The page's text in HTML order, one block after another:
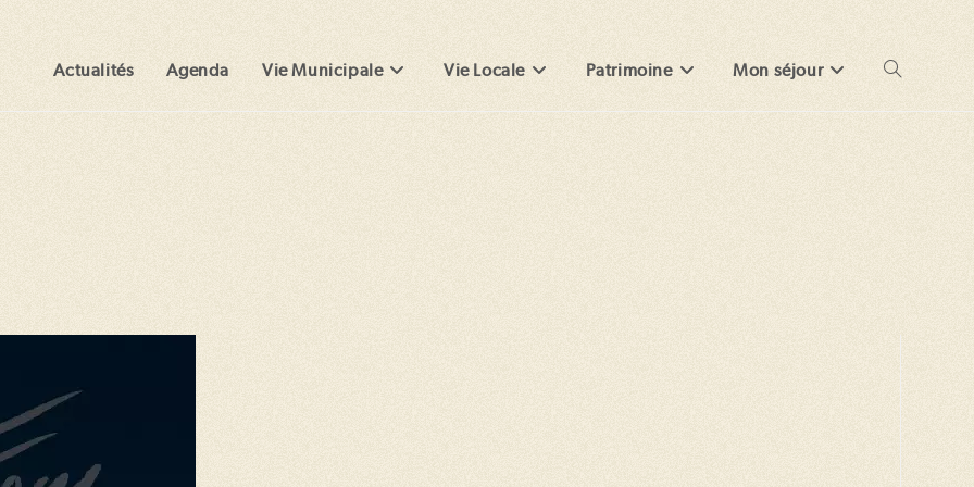
Actualités Agenda Vie Municipale Vie Locale Patrimoine Mon séjour Toggle